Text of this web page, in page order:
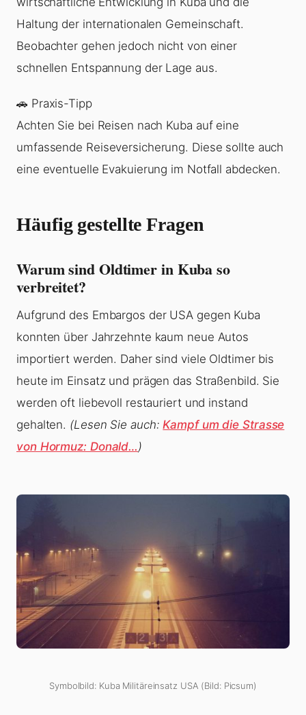
Haltung der internationalen Gemeinschaft.
Beobachter gehen jedoch nicht von einer
schnellen Entspannung der Lage aus.
🚗 Praxis-Tipp
Achten Sie bei Reisen nach Kuba auf eine
umfassende Reiseversicherung. Diese sollte auch
eine eventuelle Evakuierung im Notfall abdecken.
Häufig gestellte Fragen
Warum sind Oldtimer in Kuba so
verbreitet?
Aufgrund des Embargos der USA gegen Kuba
konnten über Jahrzehnte kaum neue Autos
importiert werden. Daher sind viele Oldtimer bis
heute im Einsatz und prägen das Straßenbild. Sie
werden oft liebevoll restauriert und instand
gehalten. (Lesen Sie auch:Kampf um die Strasse
von Hormuz: Donald…)
Symbolbild: Kuba Militäreinsatz USA (Bild: Picsum)